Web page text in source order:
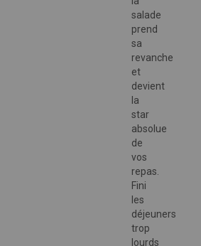
salade
prend
sa
revanche
et
devient
la
star
absolue
de
vos
repas.
Fini
les
déjeuners
trop
lourds